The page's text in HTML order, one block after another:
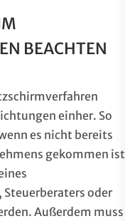
BEACHTEN
einher. So
es nicht bereits
gekommen
oder
Außerdem muss